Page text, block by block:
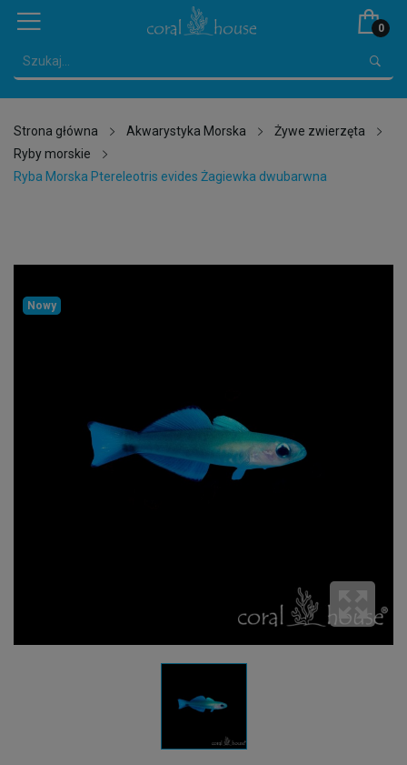
0
Strona główna Akwarystyka Morska
Żywe zwierzęta
Ryby morskie
Ryba Morska Ptereleotris evides Żagiewka dwubarwna
Nowy